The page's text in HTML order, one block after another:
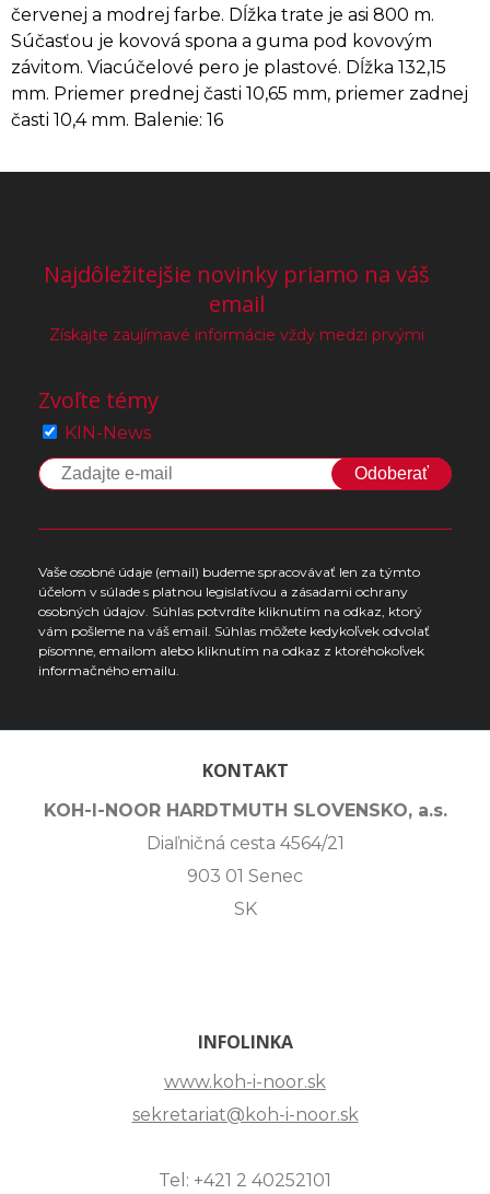
červenej a modrej farbe. Dĺžka trate je asi 800 m.
Súčasťou je kovová spona a guma pod kovovým
závitom. Viacúčelové pero je plastové. Dĺžka 132,15
mm. Priemer prednej časti 10,65 mm, priemer zadnej
časti 10,4 mm. Balenie: 16
Najdôležitejšie novinky priamo na váš
email
Získajte zaujímavé informácie vždy medzi prvými
Zvoľte témy
KIN-News
Odoberať
Vaše osobné údaje (email) budeme spracovávať len za týmto
účelom v súlade s platnou legislatívou a zásadami ochrany
osobných údajov. Súhlas potvrdíte kliknutím na odkaz, ktorý
vám pošleme na váš email. Súhlas môžete kedykoľvek odvolať
písomne, emailom alebo kliknutím na odkaz z ktoréhokoľvek
informačného emailu.
KONTAKT
KOH-I-NOOR HARDTMUTH SLOVENSKO, a.s.
Diaľničná cesta 4564/21
903 01 Senec
SK
INFOLINKA
www.koh-i-noor.sk
sekretariat@koh-i-noor.sk
Tel: +421 2 40252101